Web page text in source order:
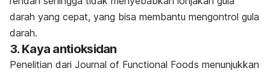
darah yang cepat, yang bisa membantu mengontrol gula
darah.
3. Kaya antioksidan
Penelitian dari Journal of Functional Foods menunjukkan